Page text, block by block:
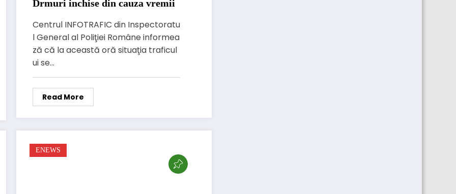
Drmuri inchise din cauza vremii
Centrul INFOTRAFIC din Inspectoratu
l General al Poliţiei Române informea
ză că la această oră situaţia traficul
ui se…
Read More
ENEWS